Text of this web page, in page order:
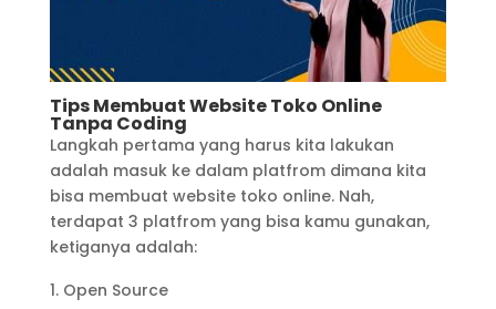
Tips Membuat Website Toko Online
Tanpa Coding
Langkah pertama yang harus kita lakukan
adalah masuk ke dalam platfrom dimana kita
bisa membuat website toko online. Nah,
terdapat 3 platfrom yang bisa kamu gunakan,
ketiganya adalah:
Open Source